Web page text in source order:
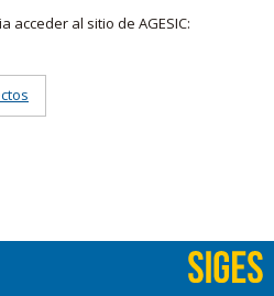
al sitio de AGESIC: